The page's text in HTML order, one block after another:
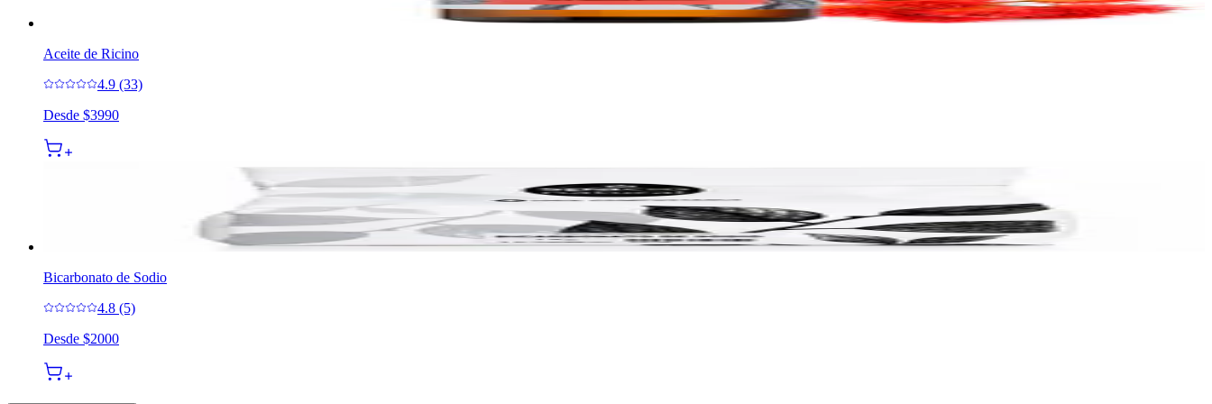
Aceite de Ricino
4.9 (33)
Desde $3990
Bicarbonato de Sodio
4.8 (5)
Desde $2000